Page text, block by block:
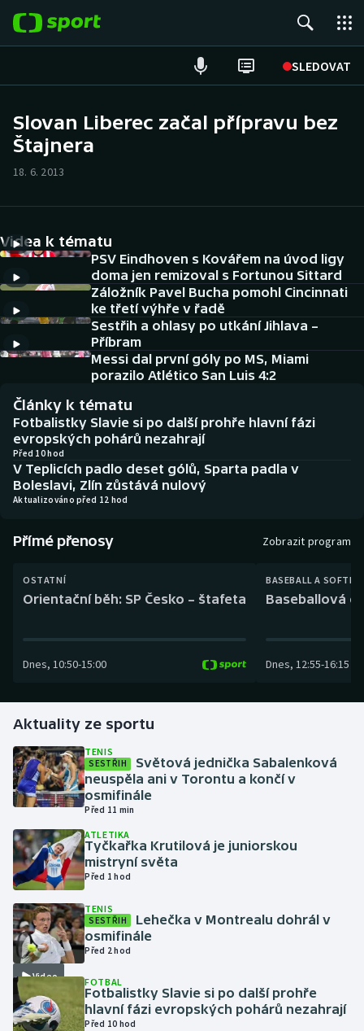
SLEDOVAT
Hokej
Cyklistika
DALŠÍ SPORTY
Americký fotbal
Baseball a softbal
Basketbal
Biatlon
Boby a skeleton
Box
Curling
Golf
Gymnastika
Házená
Jezdectví
Judo
Krasobruslení
Lezení
Lyže a snowboard
NEPŘEHLÉDNĚTE
Historické návraty
Aplikace ČT sport
AZ kvíz
Slovan Liberec začal přípravu bez
Štajnera
18. 6. 2013
Videa k tématu
PSV Eindhoven s Kovářem na úvod ligy
doma jen remizoval s Fortunou Sittard
Záložník Pavel Bucha pomohl Cincinnati
ke třetí výhře v řadě
Sestřih a ohlasy po utkání Jihlava –
Příbram
Messi dal první góly po MS, Miami
porazilo Atlético San Luis 4:2
Články k tématu
Fotbalistky Slavie si po další prohře hlavní fázi
evropských pohárů nezahrají
Před 10 hod
V Teplicích padlo deset gólů, Sparta padla v
Boleslavi, Zlín zůstává nulový
Aktualizováno před 12 hod
Přímé přenosy Zobrazit program
OSTATNÍ
Orientační běh: SP Česko – štafeta
Dnes, 10:50-15:00
BASEBALL A
Baseballová
Dnes, 12:55-16:15
Aktuality ze sportu
TENIS
SESTŘIH
Světová jednička Sabalenková
neuspěla ani v Torontu a končí v
osmifinále
Před 11 min
ATLETIKA
Tyčkařka Krutilová je juniorskou
mistryní světa
Před 1 hod
Video
TENIS
SESTŘIH
Lehečka v Montrealu dohrál v
osmifinále
Před 2 hod
FOTBAL
Fotbalistky Slavie si po další prohře
hlavní fázi evropských pohárů nezahrají
Před 10 hod